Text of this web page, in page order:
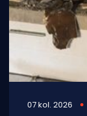
07 kol. 2026